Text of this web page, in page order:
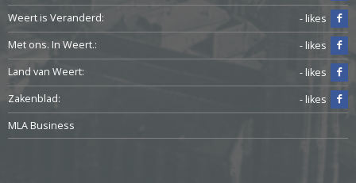
Weert is Veranderd:
- likes
Met ons. In Weert.:
- likes
Land van Weert:
- likes
Zakenblad:
- likes
MLA Business